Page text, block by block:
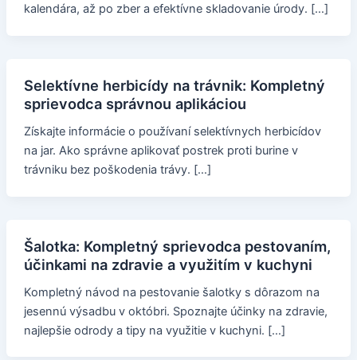
kalendára, až po zber a efektívne skladovanie úrody. […]
Selektívne herbicídy na trávnik: Kompletný
sprievodca správnou aplikáciou
Získajte informácie o používaní selektívnych herbicídov
na jar. Ako správne aplikovať postrek proti burine v
trávniku bez poškodenia trávy. […]
Šalotka: Kompletný sprievodca pestovaním,
účinkami na zdravie a využitím v kuchyni
Kompletný návod na pestovanie šalotky s dôrazom na
jesennú výsadbu v októbri. Spoznajte účinky na zdravie,
najlepšie odrody a tipy na využitie v kuchyni. […]